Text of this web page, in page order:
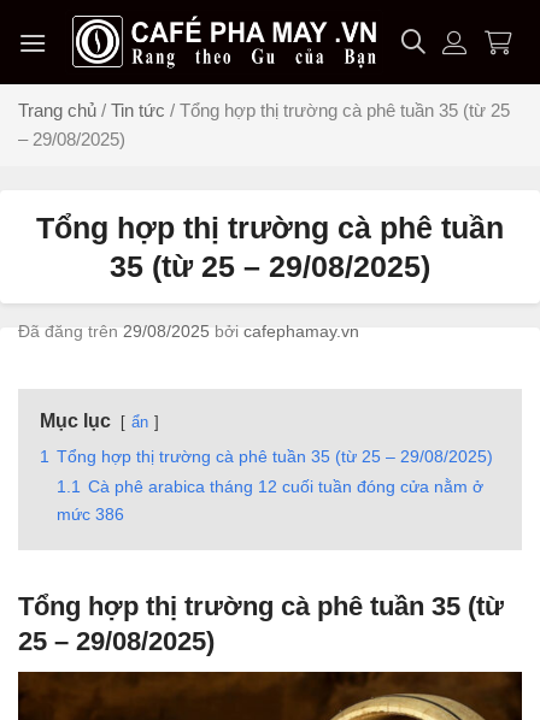
đến
dungTrang chủ / Tin tức / Tổng hợp thị trường cà phê tuần 35 (từ 25
– 29/08/2025)
Tổng hợp thị trường cà phê tuần
35 (từ 25 – 29/08/2025)
Đã đăng trên 29/08/2025 bởi cafephamay.vn
Mục lục ẩn
1 Tổng hợp thị trường cà phê tuần 35 (từ 25 – 29/08/2025)
1.1 Cà phê arabica tháng 12 cuối tuần đóng cửa nằm ở
mức 386
Tổng hợp thị trường cà phê tuần 35 (từ
25 – 29/08/2025)